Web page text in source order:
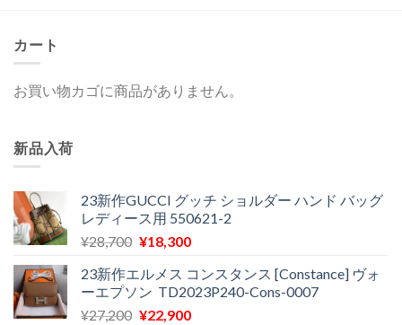
カート
お買い物カゴに商品がありません。
新品入荷
23新作GUCCI グッチ ショルダー ハンド バッグ
レディース用 550621-2
¥28,700 元
価
格
は
¥18,300現
の
価
格
23新作エルメス コンスタンス [Constance] ヴォ
ーエプソン TD2023P240-Cons-0007
¥27,200 元
¥22,900現